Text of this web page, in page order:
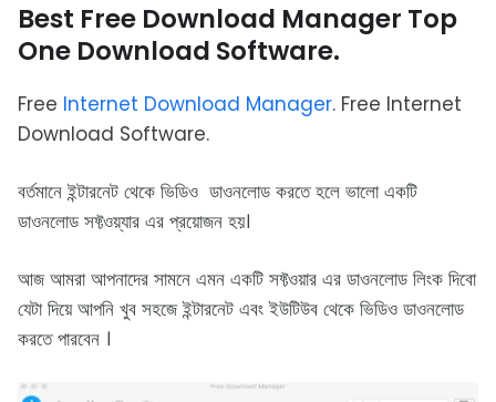
Best Free Download Manager Top
One Download Software.
Free Internet Download Manager. Free Internet
Download Software.
বর্তমানে ইন্টারনেট থেকে ভিডিও ডাওনলোড করতে হলে ভালো একটি
ডাওনলোড সফ্টওয়্যার এর প্রয়োজন হয়।
আজ আমরা আপনাদের সামনে এমন একটি সফ্টওয়ার এর ডাওনলোড লিংক দিবো
যেটা দিয়ে আপনি খুব সহজে ইন্টারনেট এবং ইউটিউব থেকে ভিডিও ডাওনলোড
করতে পারবেন ।